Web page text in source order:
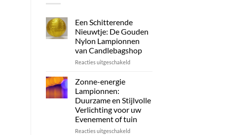
Een Schitterende
Nieuwtje: De Gouden
Nylon Lampionnen
van Candlebagshop
Reacties uitgeschakeldvoor
Gouden
Nylon
Lampionnen
van
Zonne-energie
Lampionnen:
Duurzame en Stijlvolle
Verlichting voor uw
Evenement of tuin
Reacties uitgeschakeldvoor